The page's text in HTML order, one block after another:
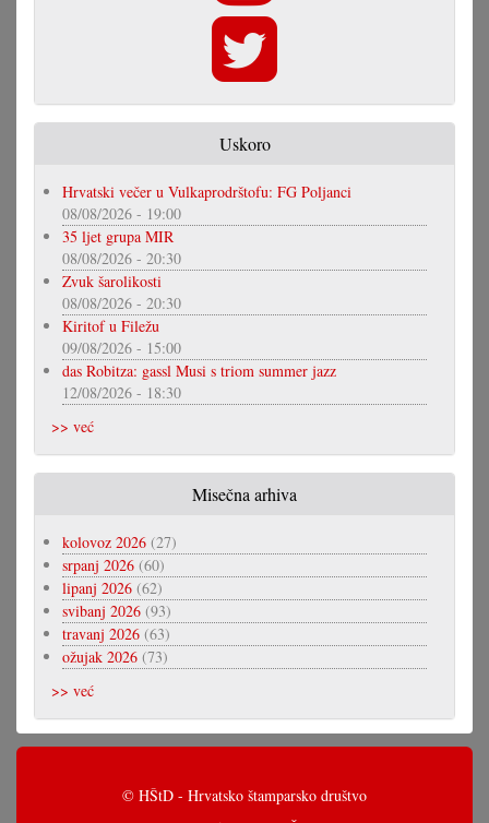
Uskoro
Hrvatski večer u Vulkaprodrštofu: FG Poljanci
08/08/2026 - 19:00
35 ljet grupa MIR
08/08/2026 - 20:30
Zvuk šarolikosti
08/08/2026 - 20:30
Kiritof u Filežu
09/08/2026 - 15:00
das Robitza: gassl Musi s triom summer jazz
12/08/2026 - 18:30
>> već
Misečna arhiva
kolovoz 2026 (27)
srpanj 2026 (60)
lipanj 2026 (62)
svibanj 2026 (93)
travanj 2026 (63)
ožujak 2026 (73)
>> već
© HŠtD - Hrvatsko štamparsko društvo